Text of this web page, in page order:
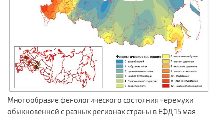
Многообразие фенологического состояния черемухи
обыкновенной с разных регионах страны в ЕФД 15 мая